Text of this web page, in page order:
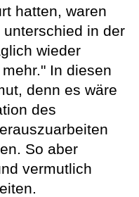
hatten, waren
in der
wieder
In diesen
denn es wäre
des
So aber
vermutlich